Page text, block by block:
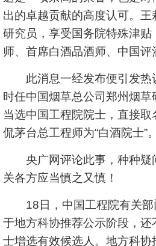
出的卓越贡献的高度认可。王
研究员，享受国务院特殊津贴
师、首席白酒品酒师、中国评
此消息一经发布便引发热
时任中国烟草总公司郑州烟
当选中国工程院院士，直接取
侃茅台总工程师为“白酒院士”。
央广网评论此事，种种疑
关各方应当慎之又慎！
18日，中国工程院有关部
于地方科协推荐公示阶段，
士增选有效候选人。地方科